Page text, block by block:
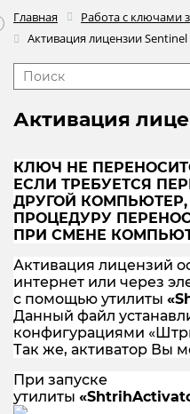
Главная Работа с ключами
Активация лицензии Sentinel
Активация
КЛЮЧ НЕ
ЕСЛИ ТРЕБУЕТСЯ
ДРУГОЙ
ПРОЦЕДУРУ
ПРИ СМЕНЕ
Активация лицензий
интернет или через
с помощью утилиты
Данный файл
конфигурациями
Так же, активатор Вы
При запуске
утилиты